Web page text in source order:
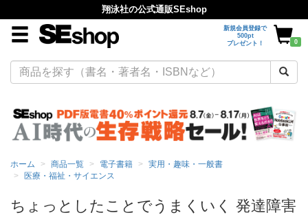
翔泳社の公式通販SEshop
新規会員登録で
500pt
プレゼント！
0
ホーム 商品一覧 電子書籍
実用・趣味・一般書
医療・福祉・サイエンス
ちょっとしたことでうまくいく 発達障害